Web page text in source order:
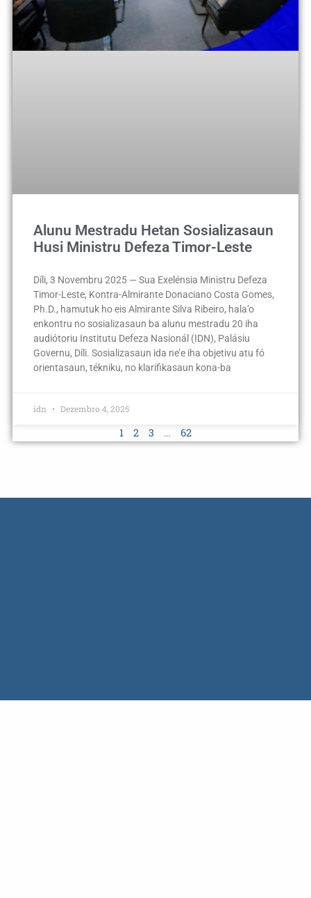
Alunu Mestradu Hetan Sosializasaun
Husi Ministru Defeza Timor-Leste
Díli, 3 Novembru 2025 — Sua Exelénsia Ministru Defeza
Timor-Leste, Kontra-Almirante Donaciano Costa Gomes,
Ph.D., hamutuk ho eis Almirante Silva Ribeiro, hala’o
enkontru no sosializasaun ba alunu mestradu 20 iha
audiótoriu Institutu Defeza Nasionál (IDN), Palásiu
Governu, Díli. Sosializasaun ida ne’e iha objetivu atu fó
orientasaun, tékniku, no klarifikasaun kona-ba
idn Dezembro 4, 2025
1 2 3 … 62